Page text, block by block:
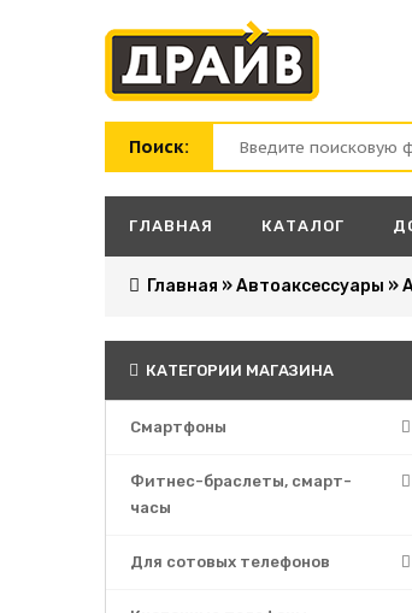
Поиск:
ГЛАВНАЯ КАТАЛОГ
Главная »Автоаксессуары »
КАТЕГОРИИ МАГАЗИНА
Смартфоны
Фитнес-браслеты, смарт-
часы
Для сотовых телефонов